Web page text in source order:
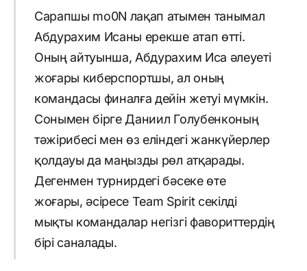
Сарапшы mo0N лақап атымен танымал
Абдурахим Исаны ерекше атап өтті.
Оның айтуынша, Абдурахим Иса әлеуеті
жоғары киберспортшы, ал оның
командасы финалға дейін жетуі мүмкін.
Сонымен бірге Даниил Голубенконың
тәжірибесі мен өз еліндегі жанкүйерлер
қолдауы да маңызды рөл атқарады.
Дегенмен турнирдегі бәсеке өте
жоғары, әсіресе Team Spirit секілді
мықты командалар негізгі фавориттердің
бірі саналады.